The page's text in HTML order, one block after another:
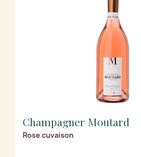
Champagner Moutard
Rose cuvaison